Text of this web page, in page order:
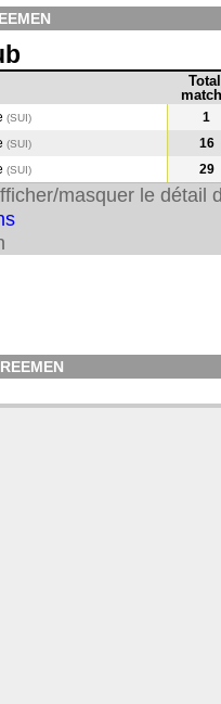
Total
(SUI)
1
(SUI)
16
(SUI) 29
masquer le détail